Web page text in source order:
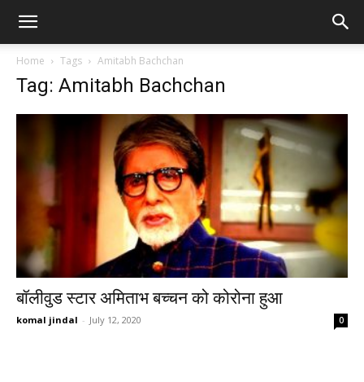
Home Tags Amitabh Bachchan
Tag: Amitabh Bachchan
बॉलीवुड स्टार अमिताभ बच्चन को कोरोना हुआ
komal jindal - July 12, 2020 0